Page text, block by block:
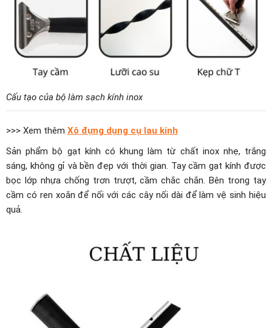
Cấu tạo của bộ làm sạch kính inox
>>> Xem thêm Xô đựng dụng cụ lau kính
Sản phẩm bộ gạt kính có khung làm từ chất inox nhẹ, trắng
sáng, không gỉ và bền đẹp với thời gian. Tay cầm gạt kính được
bọc lớp nhựa chống trơn trượt, cầm chắc chắn. Bên trong tay
cầm có ren xoắn để nối với các cây nối dài để làm vệ sinh hiệu
quả.